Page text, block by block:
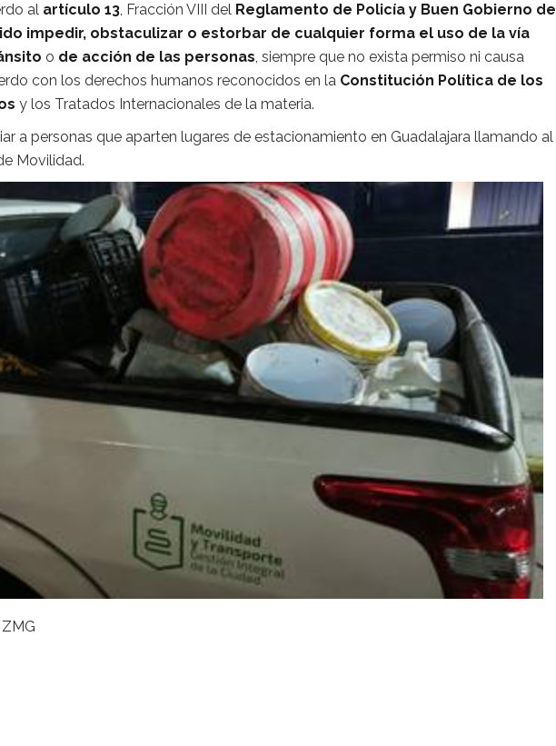
al artículo 13, Fracción VIII del Reglamento de Policía y Buen Gobierno de
impedir, obstaculizar o estorbar de cualquier forma el uso de la vía
o de acción de las personas, siempre que no exista permiso ni causa
con los derechos humanos reconocidos en la Constitución Política de los
y los Tratados Internacionales de la materia.
a personas que aparten lugares de estacionamiento en Guadalajara llamando al
Movilidad.